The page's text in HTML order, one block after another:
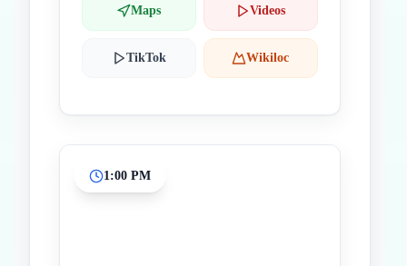
Maps Videos
TikTok Wikiloc
1:00 PM